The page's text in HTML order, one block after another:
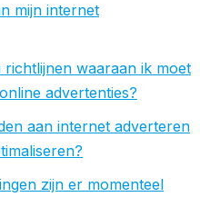
mijn internet
waaraan ik moet
advertenties?
aan internet adverteren
zijn er momenteel